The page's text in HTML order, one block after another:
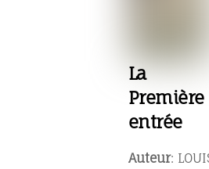
La
Première
entrée
Auteur: